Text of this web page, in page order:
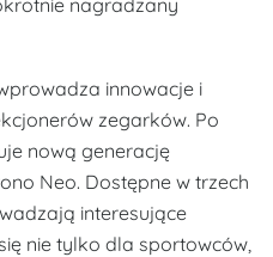
innowacje i
zegarków. Po
nową generację
Neo. Dostępne w trzech
interesujące
nie tylko dla sportowców,